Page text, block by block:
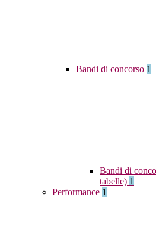
Bandi di concorso 1
Bandi di
tabelle) 1
Performance 1